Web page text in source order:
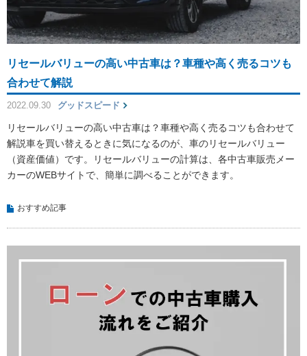
リセールバリューの高い中古車は？車種や高く売るコツも
合わせて解説
2022.09.30 グッドスピード
リセールバリューの高い中古車は？車種や高く売るコツも合わせて
解説車を買い替えるときに気になるのが、車のリセールバリュー
（資産価値）です。リセールバリューの計算は、各中古車販売メー
カーのWEBサイトで、簡単に調べることができます。
おすすめ記事